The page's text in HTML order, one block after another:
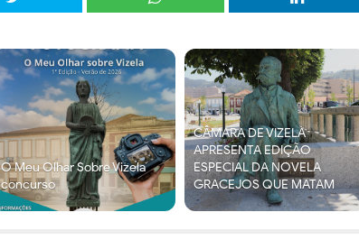
O Meu Olhar Sobre Vizela
concurso
CÂMARA DE VIZELA
APRESENTA EDIÇÃO
ESPECIAL DA NOVELA
GRACEJOS QUE MATAM